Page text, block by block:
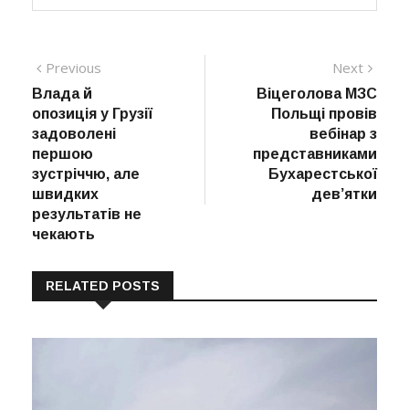
Навігація
записів
Previous
Влада й
опозиція у Грузії
задоволені
першою
зустріччю, але
швидких
результатів не
чекають
Next
post:
Віцеголова МЗС
Польщі провів
вебінар з
представниками
Бухарестської
дев’ятки
RELATED POSTS